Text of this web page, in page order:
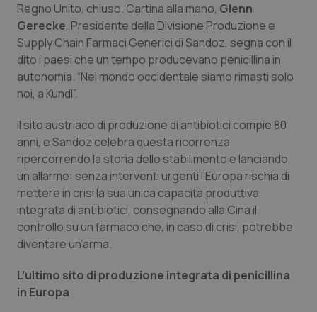
Abruzzo
Basilicata
Calabria
Campania
Emilia-Romagna
Friuli Venezia Giulia
Lazio
Liguria
QS Pro Gold
Artrite & artrosi
Asma & BPCO
Car-T
Colesterolo & coronaropatie
Dermatite Atopica
Diabete & glucometri
Disturbi dell’umore
QS Club Newsletter
Regno Unito, chiuso. Cartina alla mano, Glenn
Gerecke, Presidente della Divisione Produzione e
Supply Chain Farmaci Generici di Sandoz, segna con il
dito i paesi che un tempo producevano penicillina in
autonomia. “Nel mondo occidentale siamo rimasti solo
noi, a Kundl”.
Il sito austriaco di produzione di antibiotici compie 80
anni, e Sandoz celebra questa ricorrenza
ripercorrendo la storia dello stabilimento e lanciando
un allarme: senza interventi urgenti l’Europa rischia di
mettere in crisi la sua unica capacità produttiva
integrata di antibiotici, consegnando alla Cina il
controllo su un farmaco che, in caso di crisi, potrebbe
diventare un’arma.
L’ultimo sito di produzione integrata di penicillina
in Europa